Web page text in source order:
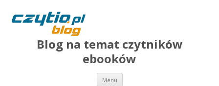
Blog na temat czytników
ebooków
Menu Przejdź do treści